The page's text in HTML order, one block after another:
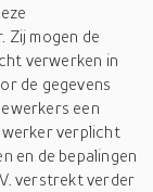
Zij mogen de
verwerken in
de gegevens
een
verplicht
en de bepalingen
verstrekt verder